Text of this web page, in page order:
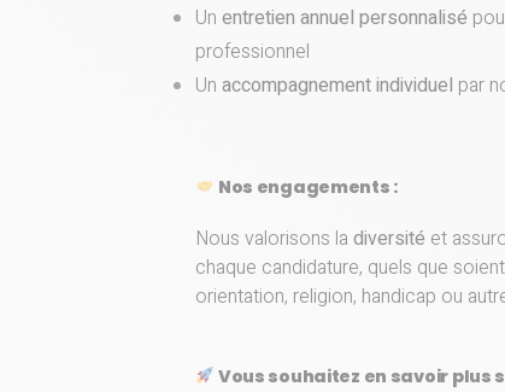
Un entretien annuel personnalisé
professionnel
Un accompagnement individuel par
Nos engagements :
Nous valorisons la diversité et
chaque candidature, quels que
orientation, religion, handicap ou
Vous souhaitez en savoir plus